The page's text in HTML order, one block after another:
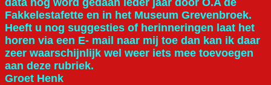
data nog word gedaan ieder jaar door O.A de
Fakkelestafette en in het Museum Grevenbroek.
Heeft u nog suggesties of herinneringen laat het
horen via een E- mail naar mij toe dan kan ik daar
zeer waarschijnlijk wel weer iets mee toevoegen
aan deze rubriek.
Groet Henk